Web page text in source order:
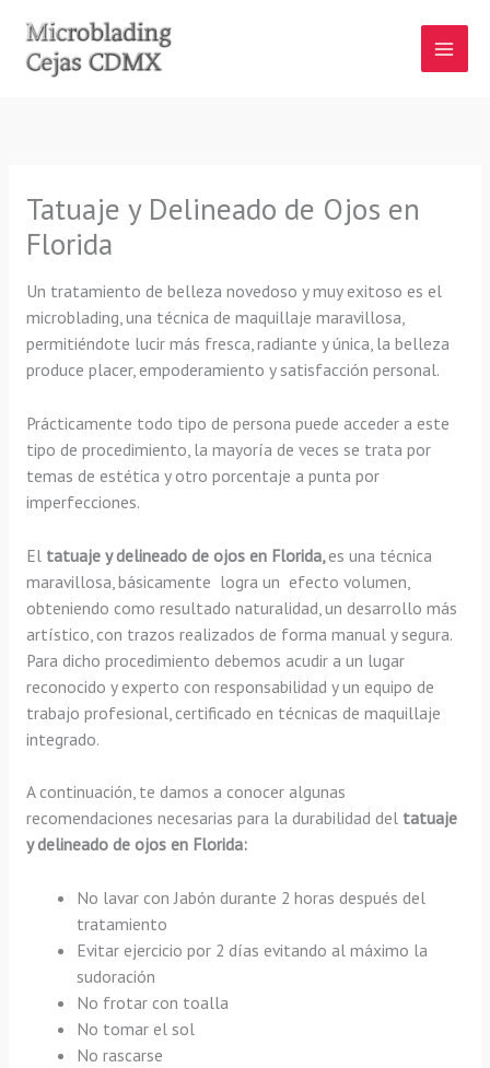
contenido
Tatuaje y Delineado de Ojos en
Florida
Un tratamiento de belleza novedoso y muy exitoso es el
microblading, una técnica de maquillaje maravillosa,
permitiéndote lucir más fresca, radiante y única, la belleza
produce placer, empoderamiento y satisfacción personal.
Prácticamente todo tipo de persona puede acceder a este
tipo de procedimiento, la mayoría de veces se trata por
temas de estética y otro porcentaje a punta por
imperfecciones.
El tatuaje y delineado de ojos en Florida, es una técnica
maravillosa, básicamente logra un efecto volumen,
obteniendo como resultado naturalidad, un desarrollo más
artístico, con trazos realizados de forma manual y segura.
Para dicho procedimiento debemos acudir a un lugar
reconocido y experto con responsabilidad y un equipo de
trabajo profesional, certificado en técnicas de maquillaje
integrado.
A continuación, te damos a conocer algunas
recomendaciones necesarias para la durabilidad del tatuaje
y delineado de ojos en Florida:
No lavar con Jabón durante 2 horas después del
tratamiento
Evitar ejercicio por 2 días evitando al máximo la
sudoración
No frotar con toalla
No tomar el sol
No rascarse